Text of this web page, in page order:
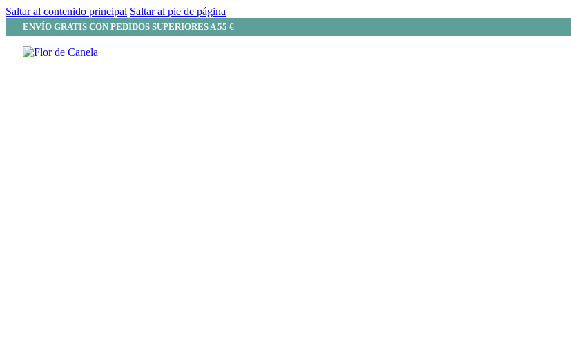
Saltar al contenido principal Saltar al pie de página
ENVÍO GRATIS CON PEDIDOS SUPERIORES A 55 €